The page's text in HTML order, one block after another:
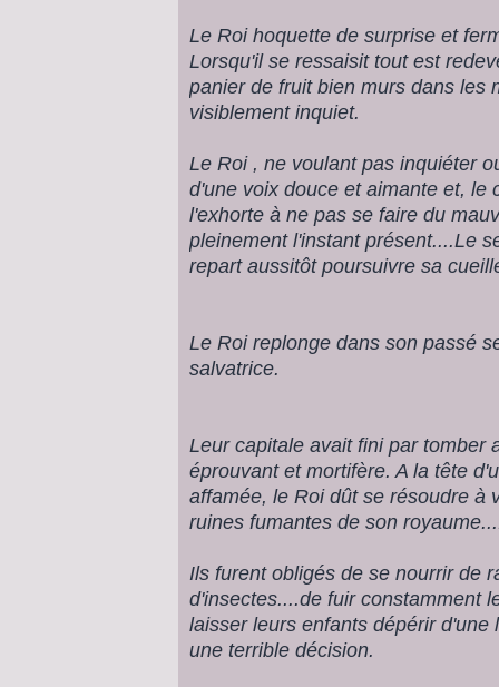
Le Roi hoquette de surprise et
Lorsqu'il se ressaisit tout est
panier de fruit bien murs dans les
visiblement inquiet.
Le Roi , ne voulant pas inquiéter
d'une voix douce et aimante et, le
l'exhorte à ne pas se faire du
pleinement l'instant présent....Le
repart aussitôt poursuivre sa
Le Roi replonge dans son passé
salvatrice.
Leur capitale avait fini par tomber
éprouvant et mortifère. A la tête
affamée, le Roi dût se résoudre à
ruines fumantes de son
Ils furent obligés de se nourrir de
d'insectes....de fuir constamment
laisser leurs enfants dépérir
une terrible décision.